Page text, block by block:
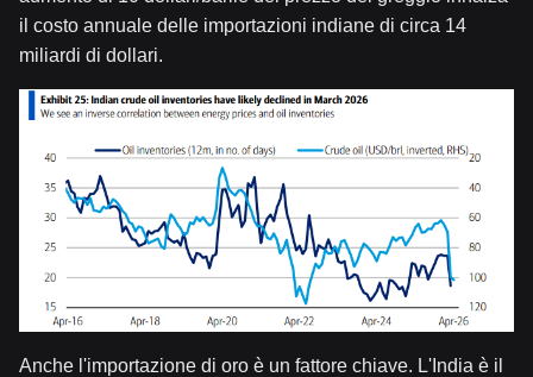
il costo annuale delle importazioni indiane di circa 14
miliardi di dollari.
Anche l'importazione di oro è un fattore chiave. L'India è il